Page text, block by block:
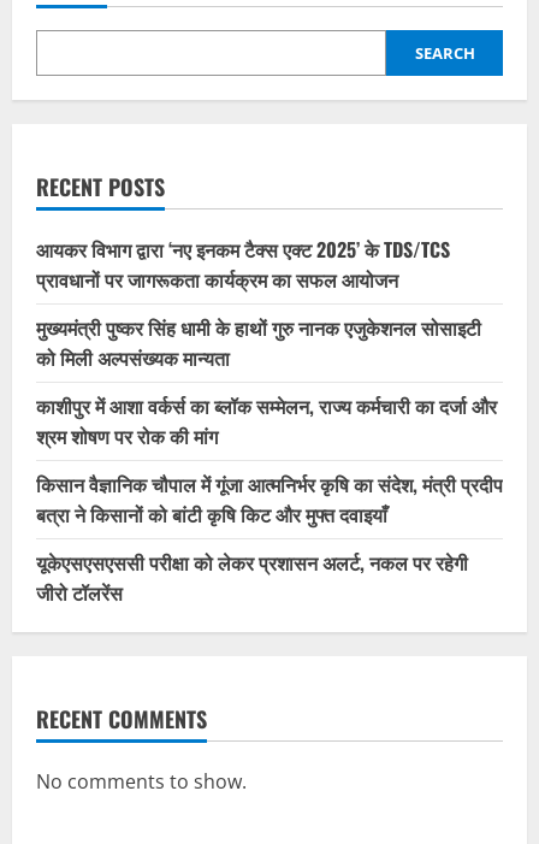
SEARCH
RECENT POSTS
आयकर विभाग द्वारा ‘नए इनकम टैक्स एक्ट 2025’ के TDS/TCS
प्रावधानों पर जागरूकता कार्यक्रम का सफल आयोजन
मुख्यमंत्री पुष्कर सिंह धामी के हाथों गुरु नानक एजुकेशनल सोसाइटी
को मिली अल्पसंख्यक मान्यता
काशीपुर में आशा वर्कर्स का ब्लॉक सम्मेलन, राज्य कर्मचारी का दर्जा और
श्रम शोषण पर रोक की मांग
किसान वैज्ञानिक चौपाल में गूंजा आत्मनिर्भर कृषि का संदेश, मंत्री प्रदीप
बत्रा ने किसानों को बांटी कृषि किट और मुफ्त दवाइयाँ
यूकेएसएसएससी परीक्षा को लेकर प्रशासन अलर्ट, नकल पर रहेगी
जीरो टॉलरेंस
RECENT COMMENTS
No comments to show.